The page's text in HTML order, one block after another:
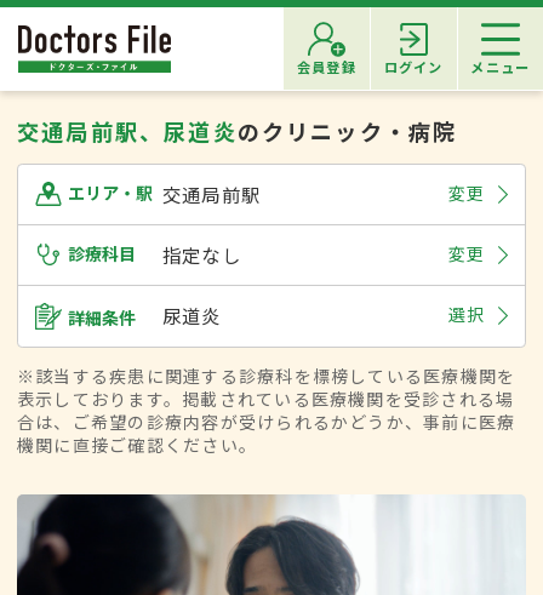
会員登録 ログイン メニュー
交通局前駅、尿道炎のクリニック・病院
エリア・駅 交通局前駅 変更
診療科目 指定なし 変更
詳細条件 尿道炎 選択
※該当する疾患に関連する診療科を標榜している医療機関を
表示しております。掲載されている医療機関を受診される場
合は、ご希望の診療内容が受けられるかどうか、事前に医療
機関に直接ご確認ください。